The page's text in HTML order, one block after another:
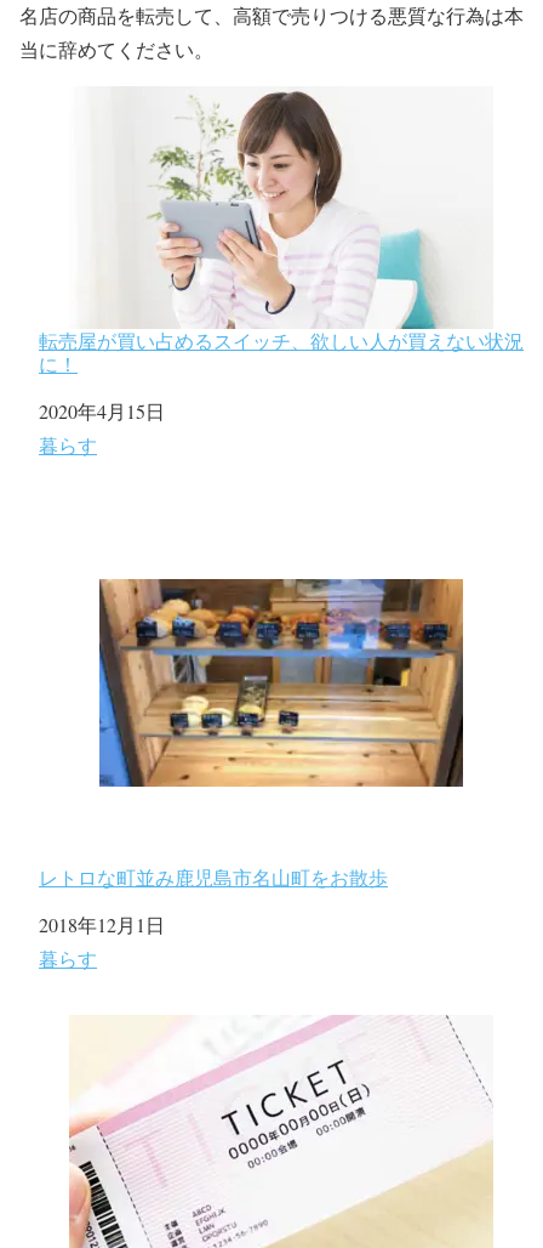
6月30日
名店の商品を転売して、高額で売りつける悪質な行為は本
当に辞めてください。
転売屋が買い占めるスイッチ、欲しい人が買えない状況
に！
日付
2020年4月15日
関連理由
暮らす
レトロな町並み鹿児島市名山町をお散歩
日付
2018年12月1日
関連理由
暮らす